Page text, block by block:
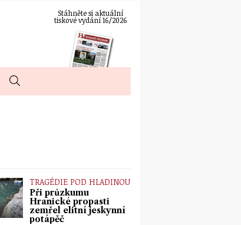
Stáhněte si aktuální
tiskové vydání 16/2026
TRAGÉDIE POD HLADINOU
Při průzkumu
Hranické propasti
zemřel elitní jeskynní
potápěč